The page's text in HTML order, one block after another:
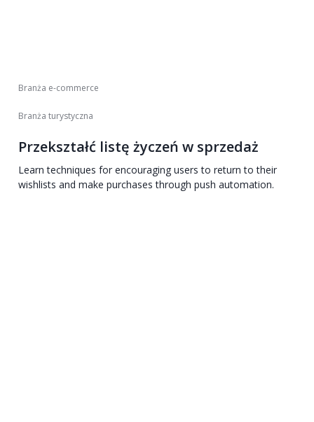
Branża e-commerce
Branża turystyczna
Przekształć listę życzeń w sprzedaż
Learn techniques for encouraging users to return to their
wishlists and make purchases through push automation.